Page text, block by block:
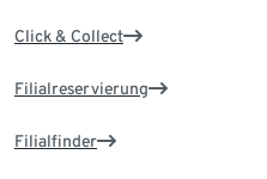
Click & Collect
Filialreservierung
Filialfinder